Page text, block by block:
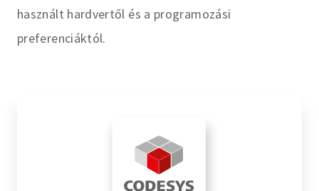
használt hardvertől és a programozási
preferenciáktól.